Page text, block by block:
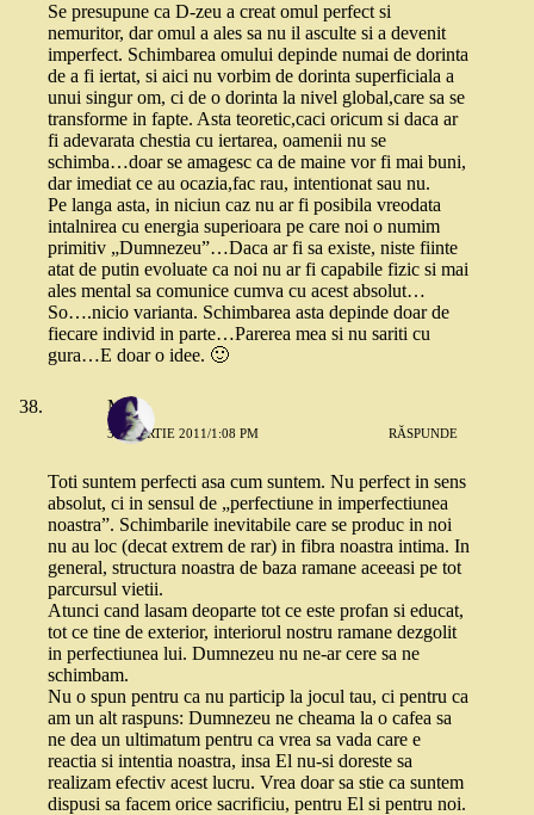
Se presupune ca D-zeu a creat omul perfect si
nemuritor, dar omul a ales sa nu il asculte si a devenit
imperfect. Schimbarea omului depinde numai de dorinta
de a fi iertat, si aici nu vorbim de dorinta superficiala a
unui singur om, ci de o dorinta la nivel global,care sa se
transforme in fapte. Asta teoretic,caci oricum si daca ar
fi adevarata chestia cu iertarea, oamenii nu se
schimba…doar se amagesc ca de maine vor fi mai buni,
dar imediat ce au ocazia,fac rau, intentionat sau nu.
Pe langa asta, in niciun caz nu ar fi posibila vreodata
intalnirea cu energia superioara pe care noi o numim
primitiv „Dumnezeu”…Daca ar fi sa existe, niste fiinte
atat de putin evoluate ca noi nu ar fi capabile fizic si mai
ales mental sa comunice cumva cu acest absolut…
So….nicio varianta. Schimbarea asta depinde doar de
fiecare individ in parte…Parerea mea si nu sariti cu
gura…E doar o idee. 🙂
Maya
30 MARTIE 2011/1:08 PM RĂSPUNDE
Toti suntem perfecti asa cum suntem. Nu perfect in sens
absolut, ci in sensul de „perfectiune in imperfectiunea
noastra”. Schimbarile inevitabile care se produc in noi
nu au loc (decat extrem de rar) in fibra noastra intima. In
general, structura noastra de baza ramane aceeasi pe tot
parcursul vietii.
Atunci cand lasam deoparte tot ce este profan si educat,
tot ce tine de exterior, interiorul nostru ramane dezgolit
in perfectiunea lui. Dumnezeu nu ne-ar cere sa ne
schimbam.
Nu o spun pentru ca nu particip la jocul tau, ci pentru ca
am un alt raspuns: Dumnezeu ne cheama la o cafea sa
ne dea un ultimatum pentru ca vrea sa vada care e
reactia si intentia noastra, insa El nu-si doreste sa
realizam efectiv acest lucru. Vrea doar sa stie ca suntem
dispusi sa facem orice sacrificiu, pentru El si pentru noi.